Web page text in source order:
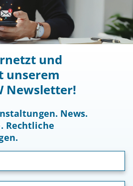
und
Newsletter!
News.
Rechtliche